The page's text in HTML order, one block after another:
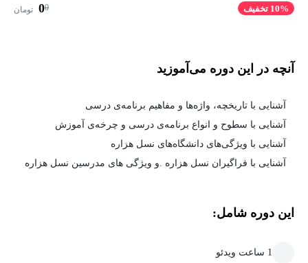
10% تخفیف 0
0 تومان
آنچه در این دوره می‌آموزید
آشنایی با تاریخچه، واژه‌ها و مفاهیم برنامه‌ی درسی
آشنایی با سطوح و انواع برنامه‌ی درسی و چرخه‌ی آموزش
آشنایی با ویژگی‌های دانشگاه‌های نسل هزاره
آشنایی با فراگیران نسل هزاره .و ویژگی های مدرسین نسل هزاره
این دوره شامل:
1 ساعت ویدئو